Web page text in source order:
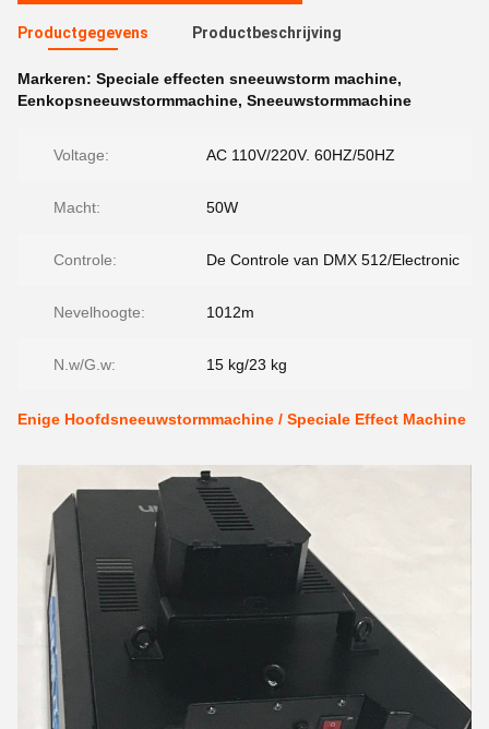
Productgegevens Productbeschrijving
Markeren: Speciale effecten sneeuwstorm machine,
Eenkopsneeuwstormmachine, Sneeuwstormmachine
Voltage: AC 110V/220V. 60HZ/50HZ
Macht: 50W
Controle: De Controle van DMX 512/Electronic
Nevelhoogte: 1012m
N.w/G.w: 15 kg/23 kg
Enige Hoofdsneeuwstormmachine / Speciale Effect Machine